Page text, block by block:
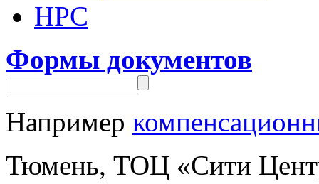
НРС
Формы документов
Например
Тюмень, ТОЦ «Сити